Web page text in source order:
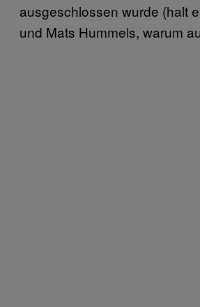
ausgeschlossen wurde (halt
und Mats Hummels, warum